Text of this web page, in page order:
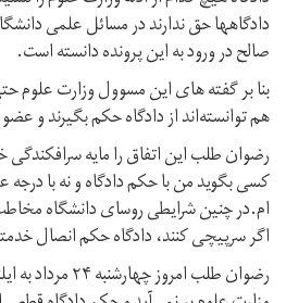
دادگاهها حق ندارند در مسائل علمی
صالح در ورود به این پرونده دانسته است.
هم توانسته‌اند از دادگاه حکم بگیرند و
رضوان طلب این اتفاق را مایه
کسی بگوید من با حکم دادگاه و نه با
ام.در چنین شرایطی روسای دانشگاه
اگر سرپیچی کنند، دادگاه حکم انصال
رضوان طلب امروز